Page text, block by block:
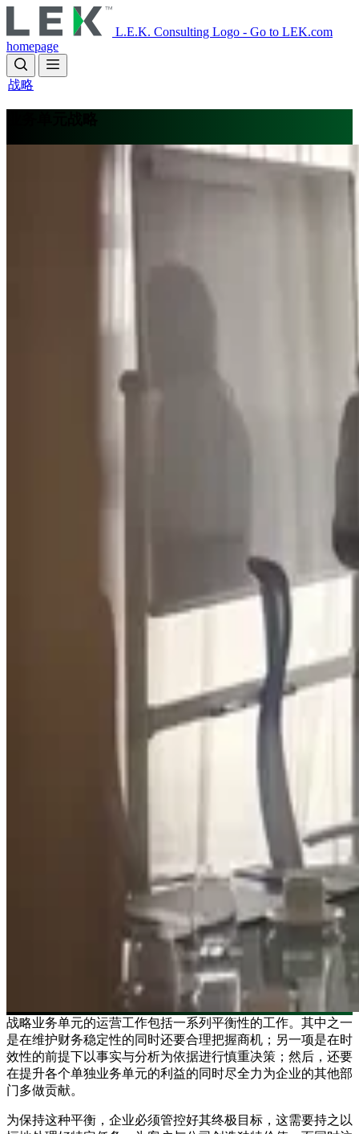
to
main
content
L.E.K. Consulting Logo - Go to LEK.com
homepage
战略
战略业务单元的运营工作包括一系列平衡性的工作。其中之一
是在维护财务稳定性的同时还要合理把握商机；另一项是在时
效性的前提下以事实与分析为依据进行慎重决策；然后，还要
在提升各个单独业务单元的利益的同时尽全力为企业的其他部
门多做贡献。
为保持这种平衡，企业必须管控好其终极目标，这需要持之以